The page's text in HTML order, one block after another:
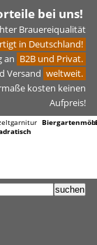
bei uns!
Brauereiqualität
in Deutschland!
an B2B und Privat.
Versand weltweit.
kosten keinen
Aufpreis!